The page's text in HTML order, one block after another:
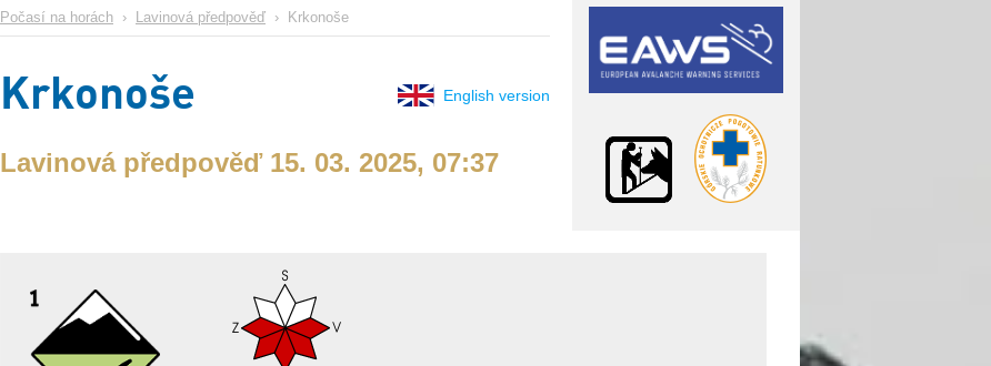
Počasí na horách › Lavinová předpověď › Krkonoše
Krkonoše English version
Lavinová předpověď 15. 03. 2025, 07:37